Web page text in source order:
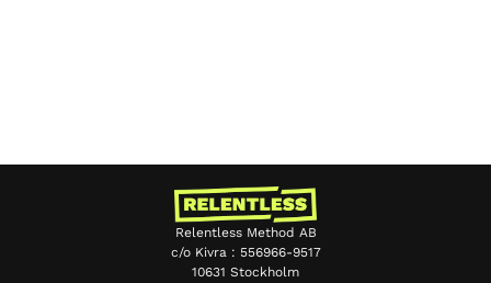
Relentless Method AB
c/o Kivra : 556966-9517
10631 Stockholm